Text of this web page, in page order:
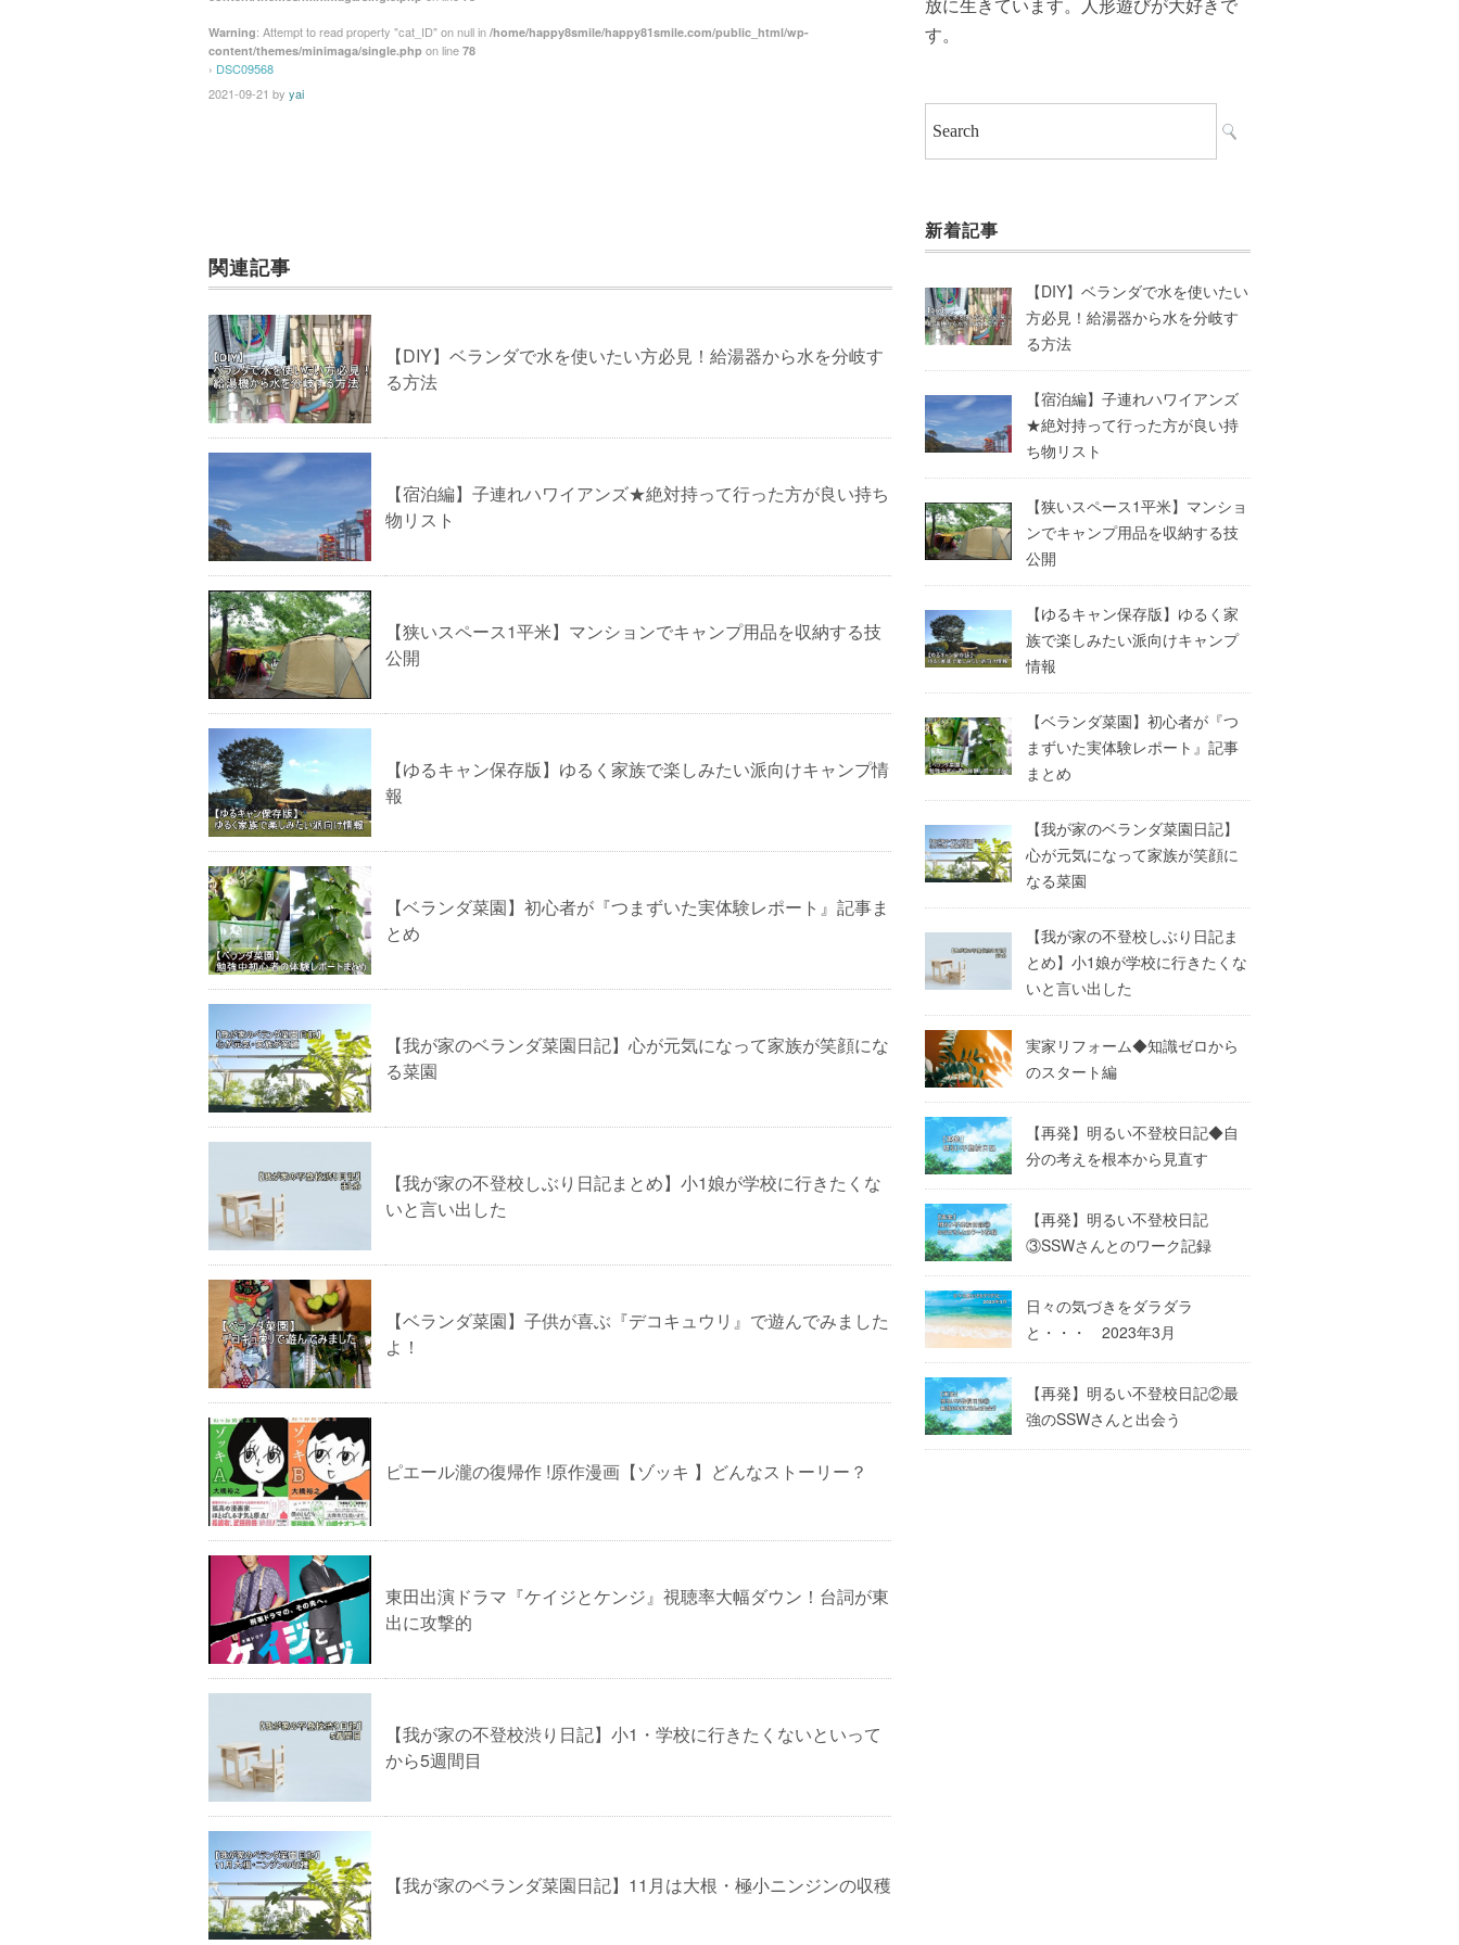
b
o
o
st
Warning: Attempt to read property "cat_ID" on null in /home/happy8smile/happy81smile.com/public_html/wp-
content/themes/minimaga/single.php on line 78
› DSC09568
2021-09-21 by yai
関連記事
【DIY】ベランダで水を使いたい方必見！給湯器から水を分岐す
る方法
【宿泊編】子連れハワイアンズ★絶対持って行った方が良い持ち
物リスト
【狭いスペース1平米】マンションでキャンプ用品を収納する技
公開
【ゆるキャン保存版】ゆるく家族で楽しみたい派向けキャンプ情
報
【ベランダ菜園】初心者が『つまずいた実体験レポート』記事ま
とめ
【我が家のベランダ菜園日記】心が元気になって家族が笑顔にな
る菜園
【我が家の不登校しぶり日記まとめ】小1娘が学校に行きたくな
いと言い出した
【ベランダ菜園】子供が喜ぶ『デコキュウリ』で遊んでみました
よ！
ピエール瀧の復帰作 !原作漫画【ゾッキ 】どんなストーリー？
東田出演ドラマ『ケイジとケンジ』視聴率大幅ダウン！台詞が東
出に攻撃的
【我が家の不登校渋り日記】小1・学校に行きたくないといって
から5週間目
【我が家のベランダ菜園日記】11月は大根・極小ニンジンの収穫
す。
新着記事
【DIY】ベランダで水を使いたい
方必見！給湯器から水を分岐す
る方法
【宿泊編】子連れハワイアンズ
★絶対持って行った方が良い持
ち物リスト
【狭いスペース1平米】マンショ
ンでキャンプ用品を収納する技
公開
【ゆるキャン保存版】ゆるく家
族で楽しみたい派向けキャンプ
情報
【ベランダ菜園】初心者が『つ
まずいた実体験レポート』記事
まとめ
【我が家のベランダ菜園日記】
心が元気になって家族が笑顔に
なる菜園
【我が家の不登校しぶり日記ま
とめ】小1娘が学校に行きたくな
いと言い出した
実家リフォーム◆知識ゼロから
のスタート編
【再発】明るい不登校日記◆自
分の考えを根本から見直す
【再発】明るい不登校日記
③SSWさんとのワーク記録
日々の気づきをダラダラ
と・・・ 2023年3月
【再発】明るい不登校日記②最
強のSSWさんと出会う